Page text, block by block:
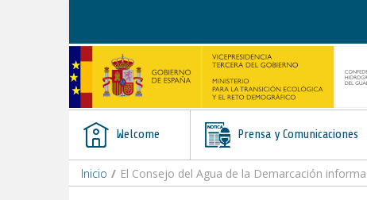
Welcome Prensa y Comunicaciones
Inicio / El Consejo del Agua de la Demarcación